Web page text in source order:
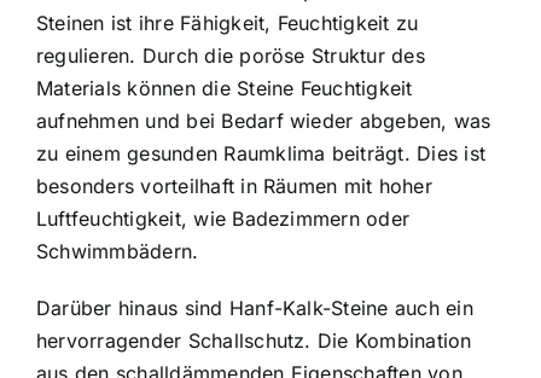
Steinen ist ihre Fähigkeit, Feuchtigkeit zu
regulieren. Durch die poröse Struktur des
Materials können die Steine Feuchtigkeit
aufnehmen und bei Bedarf wieder abgeben, was
zu einem gesunden Raumklima beiträgt. Dies ist
besonders vorteilhaft in Räumen mit hoher
Luftfeuchtigkeit, wie Badezimmern oder
Schwimmbädern.
Darüber hinaus sind Hanf-Kalk-Steine auch ein
hervorragender Schallschutz. Die Kombination